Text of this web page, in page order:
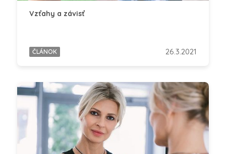
Vzťahy a závisť
ČLÁNOK 26.3.2021